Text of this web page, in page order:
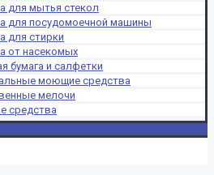
для мытья стекол
для посудомоечной машины
для стирки
от насекомых
бумага и салфетки
моющие средства
мелочи
средства